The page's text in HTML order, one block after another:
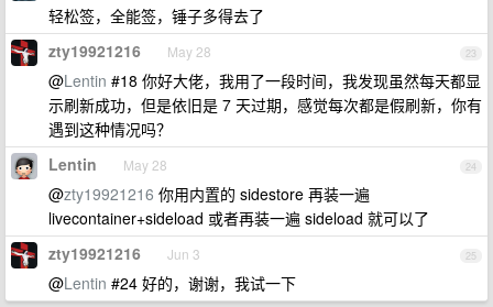
轻松签，全能签，锤子多得去了
23
zty19921216 May 28
@Lentin #18 你好大佬，我用了一段时间，我发现虽然每天都显
示刷新成功，但是依旧是 7 天过期，感觉每次都是假刷新，你有
遇到这种情况吗？
24
Lentin May 28
@zty19921216 你用内置的 sidestore 再装一遍
livecontainer+sideload 或者再装一遍 sideload 就可以了
25
zty19921216 Jun 3
@Lentin #24 好的，谢谢，我试一下